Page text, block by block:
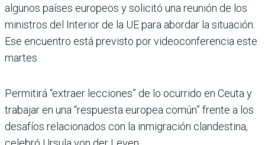
algunos países europeos y solicitó una reunión de los
ministros del Interior de la UE para abordar la situación.
Ese encuentro está previsto por videoconferencia este
martes.
Permitirá “extraer lecciones” de lo ocurrido en Ceuta y
trabajar en una “respuesta europea común” frente a los
desafíos relacionados con la inmigración clandestina,